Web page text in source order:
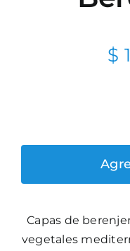
$
Capas de
vegetales